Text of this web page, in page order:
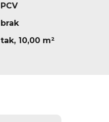
PCV
brak
tak, 10,00 m²